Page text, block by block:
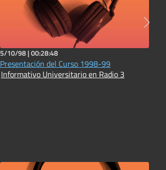
5/10/98 |00:28:48
Presentación del Curso 1998-99
Informativo Universitario en Radio 3